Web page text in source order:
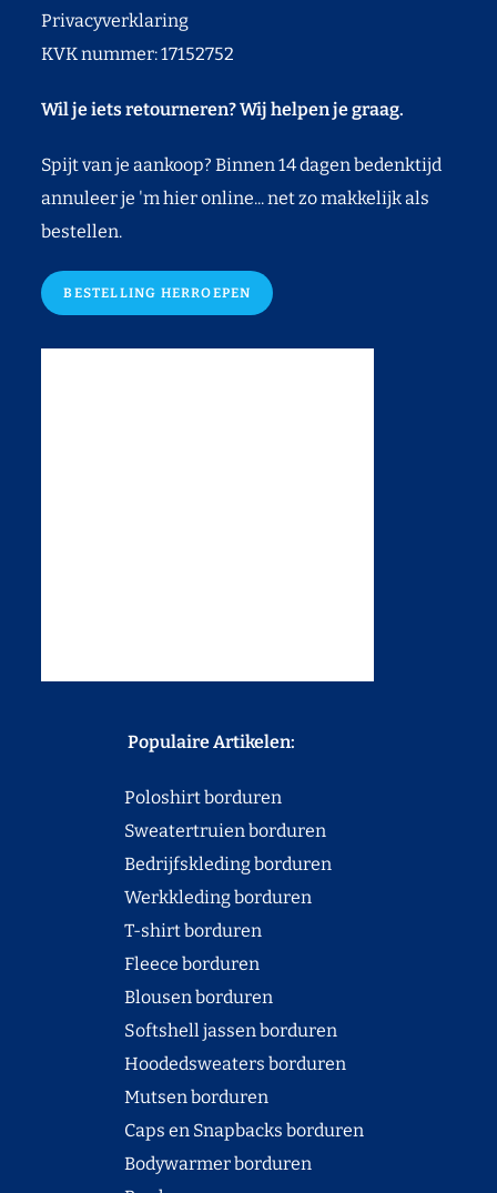
Privacyverklaring
KVK nummer: 17152752
Wil je iets retourneren? Wij helpen je graag.
Spijt van je aankoop? Binnen 14 dagen bedenktijd
annuleer je 'm hier online... net zo makkelijk als
bestellen.
BESTELLING HERROEPEN
Populaire Artikelen:
Poloshirt borduren
Sweatertruien borduren
Bedrijfskleding borduren
Werkkleding borduren
T-shirt borduren
Fleece borduren
Blousen borduren
Softshell jassen borduren
Hoodedsweaters borduren
Mutsen borduren
Caps en Snapbacks borduren
Bodywarmer borduren